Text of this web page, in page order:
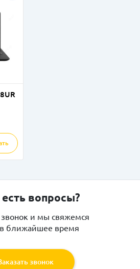
вопросы?
и мы свяжемся
ближайшее время
звонок